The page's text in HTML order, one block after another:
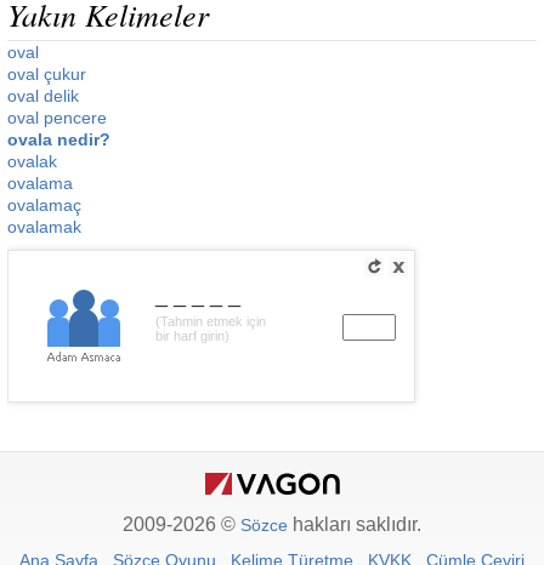
Yakın Kelimeler
oval
oval çukur
oval delik
oval pencere
ovala nedir?
ovalak
ovalama
ovalamaç
ovalamak
(Tahmin etmek için
bir harf girin)
2009-2026 © Sözce hakları saklıdır.
Ana Sayfa Sözce Oyunu Kelime Türetme KVKK Cümle Çeviri